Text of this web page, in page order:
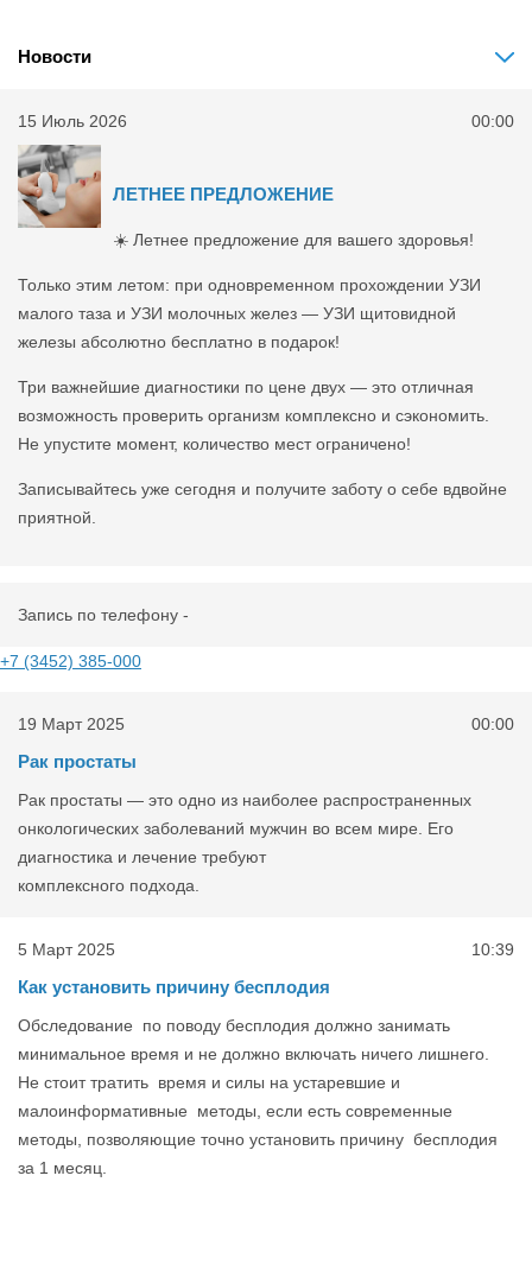
Новости
15 Июль 2026 00:00
ЛЕТНЕЕ ПРЕДЛОЖЕНИЕ
☀️ Летнее предложение для вашего здоровья!
Только этим летом: при одновременном прохождении УЗИ
малого таза и УЗИ молочных желез — УЗИ щитовидной
железы абсолютно бесплатно в подарок!
Три важнейшие диагностики по цене двух — это отличная
возможность проверить организм комплексно и сэкономить.
Не упустите момент, количество мест ограничено!
Записывайтесь уже сегодня и получите заботу о себе вдвойне
приятной.
Запись по телефону -
+7 (3452) 385-000
19 Март 2025 00:00
Рак простаты
Рак простаты — это одно из наиболее распространенных
онкологических заболеваний мужчин во всем мире. Его
диагностика и лечение требуют
комплексного подхода.
5 Март 2025 10:39
Как установить причину бесплодия
Обследование по поводу бесплодия должно занимать
минимальное время и не должно включать ничего лишнего.
Не стоит тратить время и силы на устаревшие и
малоинформативные методы, если есть современные
методы, позволяющие точно установить причину бесплодия
за 1 месяц.